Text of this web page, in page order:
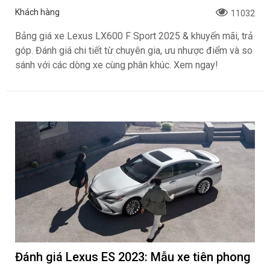
Khách hàng 11032
Bảng giá xe Lexus LX600 F Sport 2025 & khuyến mãi, trả
góp. Đánh giá chi tiết từ chuyên gia, ưu nhược điểm và so
sánh với các dòng xe cùng phân khúc. Xem ngay!
Đánh giá Lexus ES 2023: Mẫu xe tiên phong